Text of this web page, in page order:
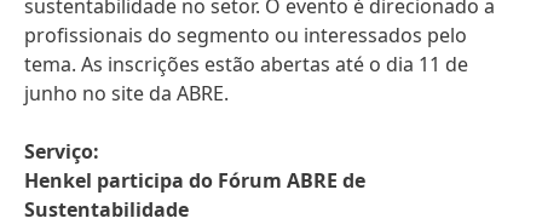
sustentabilidade no setor. O evento é direcionado a
profissionais do segmento ou interessados pelo
tema. As inscrições estão abertas até o dia 11 de
junho no site da ABRE.
Serviço:
Henkel participa do Fórum ABRE de
Sustentabilidade